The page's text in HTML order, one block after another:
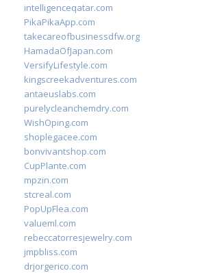
intelligenceqatar.com
PikaPikaApp.com
takecareofbusinessdfw.org
HamadaOfJapan.com
VersifyLifestyle.com
kingscreekadventures.com
antaeuslabs.com
purelycleanchemdry.com
WishOping.com
shoplegacee.com
bonvivantshop.com
CupPlante.com
mpzin.com
stcreal.com
PopUpFlea.com
valueml.com
rebeccatorresjewelry.com
jmpbliss.com
drjorgerico.com